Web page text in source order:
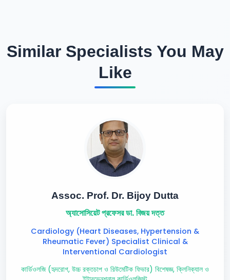
Similar Specialists You May
Like
Assoc. Prof. Dr. Bijoy Dutta
অ্যাসোসিয়েট প্রফেসর ডা. বিজয় দত্ত
Cardiology (Heart Diseases, Hypertension &
Rheumatic Fever) Specialist Clinical &
Interventional Cardiologist
কার্ডিওলজি (হৃদরোগ, উচ্চ রক্তচাপ ও রিউমেটিক ফিভার) বিশেষজ্ঞ, ক্লিনিক্যাল ও